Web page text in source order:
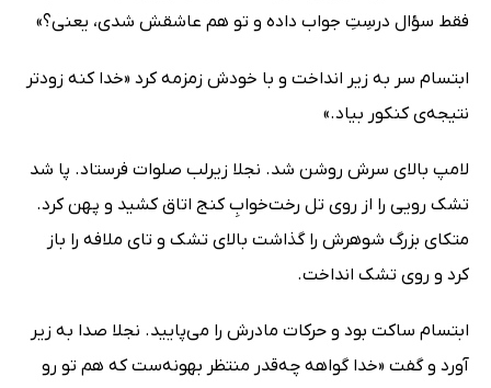
فقط سؤال درسِتِ جواب داده و تو هم عاشقش شدی، یعنی؟»
ابتسام سر به زیر انداخت و با خودش زمزمه کرد «خدا کنه زودتر
نتیجه‌ی کنکور بیاد.»
لامپ بالای سرش روشن شد. نجلا زیر‌لب صلوات فرستاد. پا شد
تشک رویی را از روی تل رخت‌خوابِ کنج اتاق کشید و پهن کرد.
متکای بزرگ شوهرش را گذاشت بالای تشک و تای ملافه را باز
کرد و روی تشک انداخت.
ابتسام ساکت بود و حرکات مادرش را می‌پایید. نجلا صدا به زیر
آورد و گفت «خدا گواهه چه‌قدر منتظر بهونه‌ست که هم تو رو